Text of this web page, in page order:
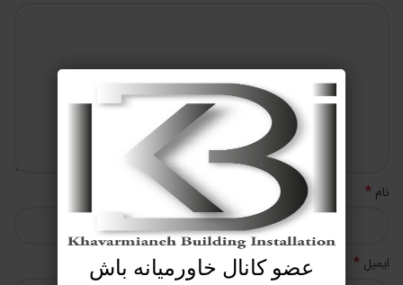
نام *
ایمیل * عضو کانال خاورمیانه باش